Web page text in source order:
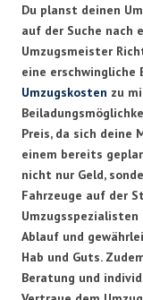
Du planst deinen
auf der Suche nach
Umzugsmeister
eine erschwingliche
Umzugskosten zu
Preis, da sich deine
einem bereits
nicht nur Geld,
Fahrzeuge auf der
Ablauf und
Hab und Guts.
Beratung und